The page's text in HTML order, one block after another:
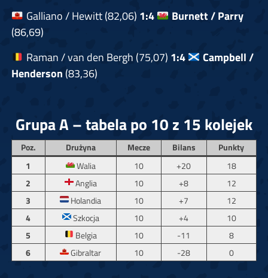
Galliano / Hewitt (82,06) 1:4
Burnett / Parry
(86,69)
Raman / van den Bergh (75,07) 1:4
Campbell /
Henderson (83,36)
Grupa A – tabela po 10 z 15 kolejek
Poz. Drużyna Mecze Bilans
Punkty
1
Walia 10 +20
18
2
Anglia 10 +8
12
3
Holandia 10 +7
12
4
Szkocja 10 +4
10
5
Belgia 10 -11
8
6
Gibraltar 10 -28 0